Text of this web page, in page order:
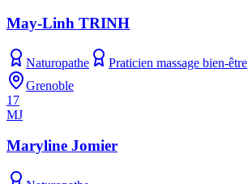
May-Linh TRINH
Naturopathe
Praticien massage bien-être
Grenoble
17
MJ
Maryline Jomier